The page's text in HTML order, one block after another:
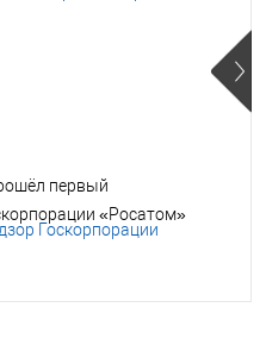
первый
«Росатом»